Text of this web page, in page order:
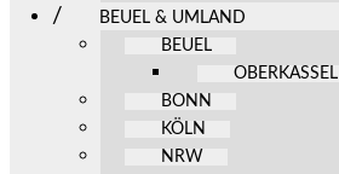
BEUEL & UMLAND
BEUEL
OBERKASSEL
BONN
KÖLN
NRW